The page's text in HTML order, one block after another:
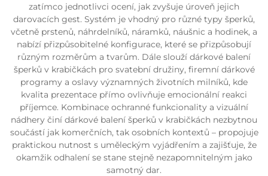
zatímco jednotlivci ocení, jak zvyšuje úroveň jejich
darovacích gest. Systém je vhodný pro různé typy šperků,
včetně prstenů, náhrdelníků, náramků, náušnic a hodinek, a
nabízí přizpůsobitelné konfigurace, které se přizpůsobují
různým rozměrům a tvarům. Dále slouží dárkové balení
šperků v krabičkách pro svatební družiny, firemní dárkové
programy a oslavy významných životních milníků, kde
kvalita prezentace přímo ovlivňuje emocionální reakci
příjemce. Kombinace ochranné funkcionality a vizuální
nádhery činí dárkové balení šperků v krabičkách nezbytnou
součástí jak komerčních, tak osobních kontextů – propojuje
praktickou nutnost s uměleckým vyjádřením a zajišťuje, že
okamžik odhalení se stane stejně nezapomnitelným jako
samotný dar.